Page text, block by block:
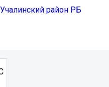
район РБ